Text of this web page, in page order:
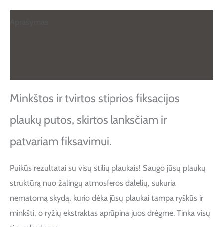
Minkštos ir tvirtos stiprios fiksacijos
plaukų putos, skirtos lanksčiam ir
patvariam fiksavimui.
Puikūs rezultatai su visų stilių plaukais! Saugo jūsų plaukų
struktūrą nuo žalingų atmosferos dalelių, sukuria
nematomą skydą, kurio dėka jūsų plaukai tampa ryškūs ir
minkšti, o ryžių ekstraktas aprūpina juos drėgme. Tinka visų